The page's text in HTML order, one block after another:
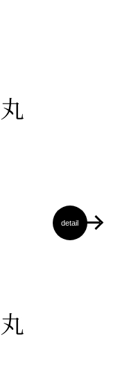
detail